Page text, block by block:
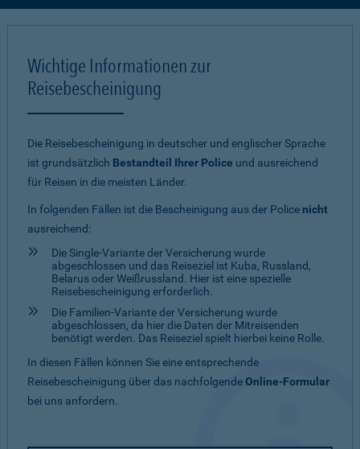
Wichtige Informationen zur
Reisebescheinigung
Die Reisebescheinigung in deutscher und englischer Sprache
ist grundsätzlich Bestandteil Ihrer Police und ausreichend
für Reisen in die meisten Länder.
In folgenden Fällen ist die Bescheinigung aus der Police nicht
ausreichend:
Die Single-Variante der Versicherung wurde
abgeschlossen und das Reiseziel ist Kuba, Russland,
Belarus oder Weißrussland. Hier ist eine spezielle
Reisebescheinigung erforderlich.
Die Familien-Variante der Versicherung wurde
abgeschlossen, da hier die Daten der Mitreisenden
benötigt werden. Das Reiseziel spielt hierbei keine Rolle.
In diesen Fällen können Sie eine entsprechende
Reisebescheinigung über das nachfolgendeOnline-Formular
bei uns anfordern.